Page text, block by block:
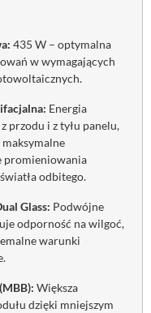
435 W – optymalna
w wymagających
Energia
przodu i z tyłu panelu,
promieniowania
odbitego.
Glass: Podwójne
odporność na wilgoć,
warunki
Większa
dzięki mniejszym